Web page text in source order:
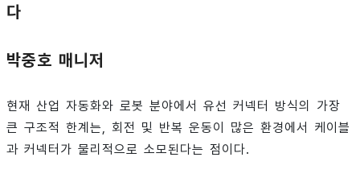
다
박중호 매니저
현재 산업 자동화와 로봇 분야에서 유선 커넥터 방식의 가장
큰 구조적 한계는, 회전 및 반복 운동이 많은 환경에서 케이블
과 커넥터가 물리적으로 소모된다는 점이다.